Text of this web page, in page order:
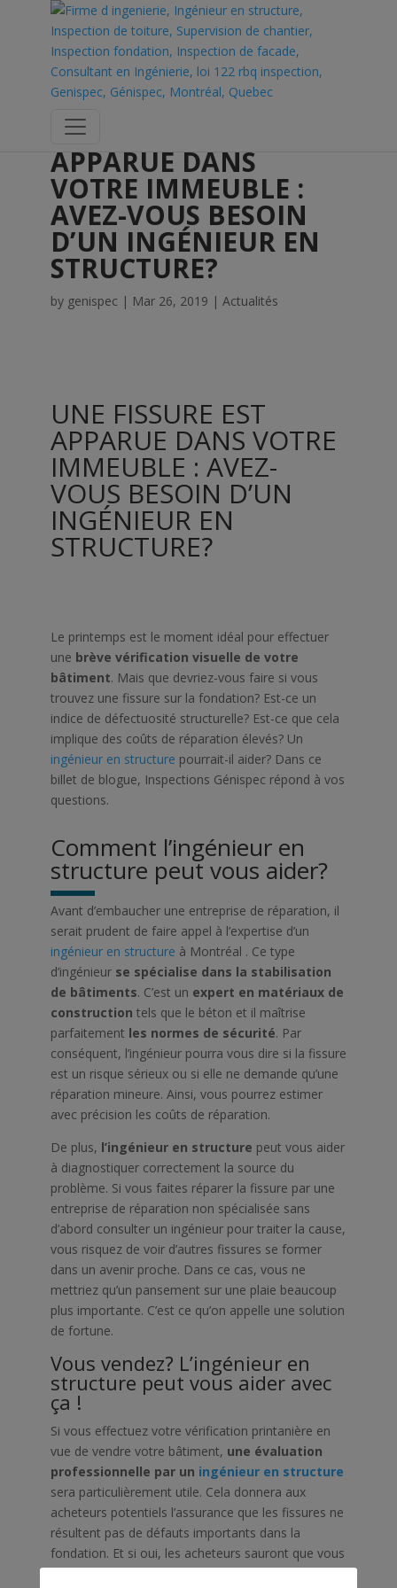
UNE FISSURE EST
APPARUE DANS
VOTRE IMMEUBLE :
AVEZ-VOUS BESOIN
D’UN INGÉNIEUR EN
STRUCTURE?
by genispec | Mar 26, 2019 | Actualités
UNE FISSURE EST
APPARUE DANS VOTRE
IMMEUBLE : AVEZ-
VOUS BESOIN D’UN
INGÉNIEUR EN
STRUCTURE?
Le printemps est le moment idéal pour effectuer
une brève vérification visuelle de votre
bâtiment. Mais que devriez-vous faire si vous
trouvez une fissure sur la fondation? Est-ce un
indice de défectuosité structurelle? Est-ce que cela
implique des coûts de réparation élevés? Un
ingénieur en structure pourrait-il aider? Dans ce
billet de blogue, Inspections Génispec répond à vos
questions.
Comment l’ingénieur en
structure peut vous aider?
Avant d’embaucher une entreprise de réparation, il
serait prudent de faire appel à l’expertise d’un
ingénieur en structure à Montréal . Ce type
d’ingénieur se spécialise dans la stabilisation
de bâtiments. C’est un expert en matériaux de
construction tels que le béton et il maîtrise
parfaitement les normes de sécurité. Par
conséquent, l’ingénieur pourra vous dire si la fissure
est un risque sérieux ou si elle ne demande qu’une
réparation mineure. Ainsi, vous pourrez estimer
avec précision les coûts de réparation.
De plus, l’ingénieur en structure peut vous aider
à diagnostiquer correctement la source du
problème. Si vous faites réparer la fissure par une
entreprise de réparation non spécialisée sans
d’abord consulter un ingénieur pour traiter la cause,
vous risquez de voir d’autres fissures se former
dans un avenir proche. Dans ce cas, vous ne
mettriez qu’un pansement sur une plaie beaucoup
plus importante. C’est ce qu’on appelle une solution
de fortune.
Vous vendez? L’ingénieur en
structure peut vous aider avec
ça !
Si vous effectuez votre vérification printanière en
vue de vendre votre bâtiment, une évaluation
professionnelle par un ingénieur en structure
sera particulièrement utile. Cela donnera aux
acheteurs potentiels l’assurance que les fissures ne
résultent pas de défauts importants dans la
fondation. Et si oui, les acheteurs sauront que vous
avez résolu le problème de fissures à son origine.